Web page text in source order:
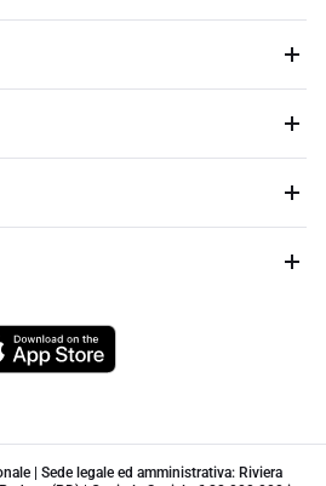
| Sede legale ed amministrativa: Riviera